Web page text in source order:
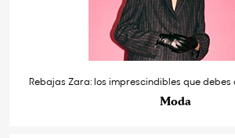
Rebajas Zara: los imprescindibles que
Moda